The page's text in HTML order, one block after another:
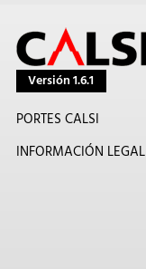
Versión 1.6.1
PORTES CALSI
INFORMACIÓN LEGAL